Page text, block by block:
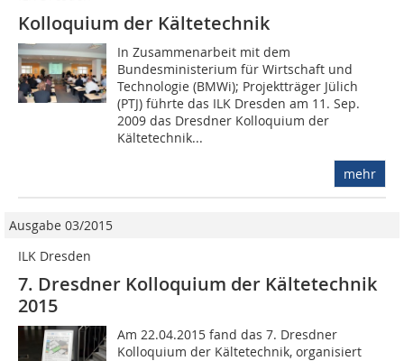
Kolloquium der Kältetechnik
In Zusammenarbeit mit dem
Bundesministerium für Wirtschaft und
Technologie (BMWi); Projektträger Jülich
(PTJ) führte das ILK Dresden am 11. Sep.
2009 das Dresdner Kolloquium der
Kältetechnik...
mehr
Ausgabe 03/2015
ILK Dresden
7. Dresdner Kolloquium der Kältetechnik
2015
Am 22.04.2015 fand das 7. Dresdner
Kolloquium der Kältetechnik, organisiert